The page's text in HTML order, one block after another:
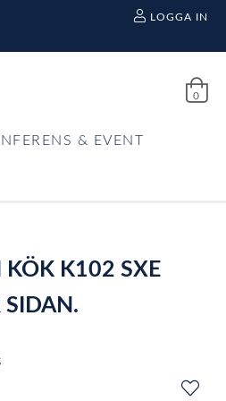
LOGGA IN
0
& EVENT
KÖK K102 SXE
SIDAN.